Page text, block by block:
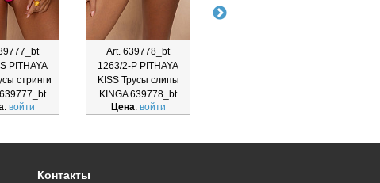
PITHAYA
стринги
: войти
Art. 639778_bt
1263/2-P PITHAYA
KISS Трусы слипы
KINGA 639778_bt
Цена: войти
Контакты